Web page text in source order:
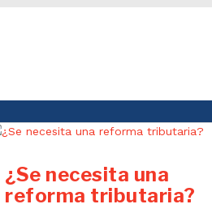
¿Se necesita una
reforma tributaria?